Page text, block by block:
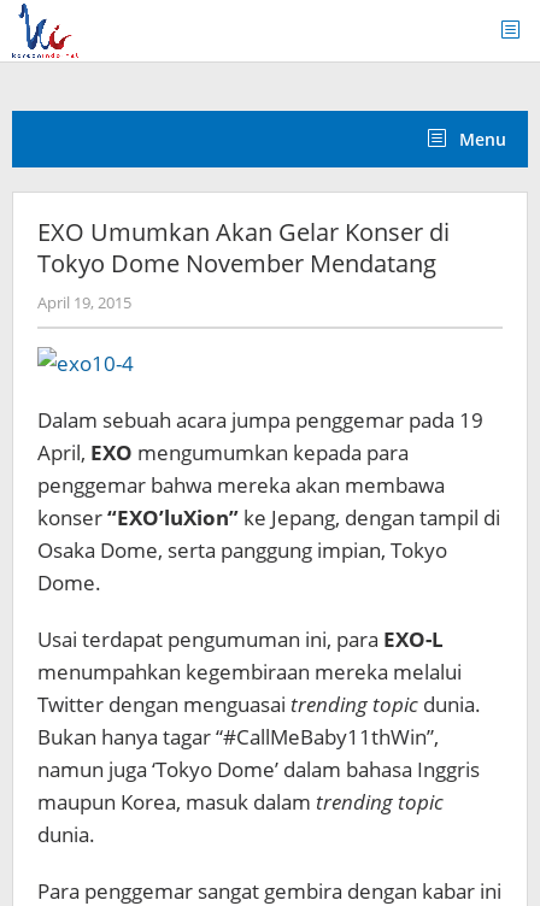
Skip
content
Menu
EXO Umumkan Akan Gelar Konser di
Tokyo Dome November Mendatang
April 19, 2015by
Koreanindo
Dalam sebuah acara jumpa penggemar pada 19
April, EXO mengumumkan kepada para
penggemar bahwa mereka akan membawa
konser“EXO’luXion” ke Jepang, dengan tampil di
Osaka Dome, serta panggung impian, Tokyo
Dome.
Usai terdapat pengumuman ini, para EXO-L
menumpahkan kegembiraan mereka melalui
Twitter dengan menguasai trending topic dunia.
Bukan hanya tagar “#CallMeBaby11thWin”,
namun juga ‘Tokyo Dome’ dalam bahasa Inggris
maupun Korea, masuk dalam trending topic
dunia.
Para penggemar sangat gembira dengan kabar ini